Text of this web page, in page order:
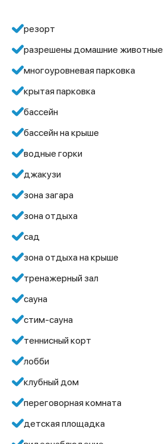
резорт
разрешены домашние животные
многоуровневая парковка
крытая парковка
бассейн
бассейн на крыше
водные горки
джакузи
зона загара
зона отдыха
сад
зона отдыха на крыше
тренажерный зал
сауна
стим-сауна
теннисный корт
лобби
клубный дом
переговорная комната
детская площадка